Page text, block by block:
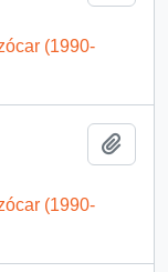
(1990-
(1990-